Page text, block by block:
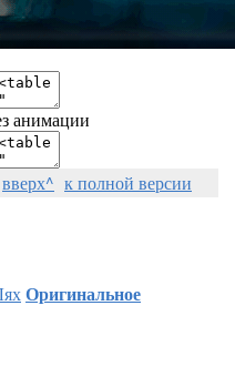
анимации
вверх^ к полной версии
Оригинальное